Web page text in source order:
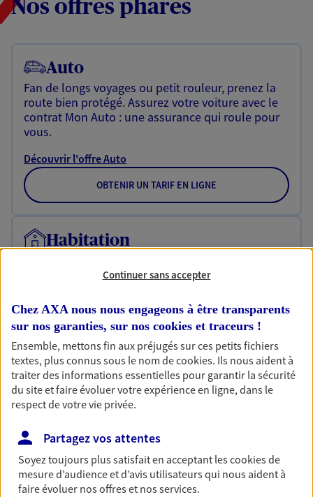
Nos offres phares
Auto
Fan de longs voyages ou petit rouleur, prenez la
route bien protégé. Assurez votre voiture avec le
contrat Mon Auto : une assurance qui roule pour
vous.
Découvrir l'offre Auto
OBTENIR UN TARIF EN LIGNE
Habitation
contrat Ma Maison assure votre sérénité en
Découvrir l'offre Habitation
OBTENIR UN TARIF EN LIGNE
Garantie Accidents de la Vie
ou grande lectrice… personne n'est à l'abri d'un
accident du quotidien. Avec Ma Protection
Accident, protégez votre qualité de vie et vos
revenus.
Continuer sans accepter
Chez AXA nous nous engageons à être transparents
sur nos garanties, sur nos cookies et traceurs !
Ensemble, mettons fin aux préjugés sur ces petits fichiers
textes, plus connus sous le nom decookies. Ils nous aident à
traiter des informations essentielles pour garantir la sécurité
du site et faire évoluer votre expérience en ligne, dans le
respect de votre vie privée.
Partagez vos attentes
Soyez toujours plus satisfait en acceptant lescookiesde
mesure d’audience et d’avis utilisateurs qui nous aident à
faire évoluer nos offres et nos services.